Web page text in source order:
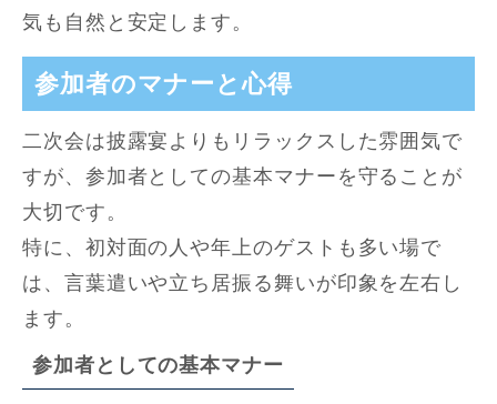
気も自然と安定します。
参加者のマナーと心得
二次会は披露宴よりもリラックスした雰囲気で
すが、参加者としての基本マナーを守ることが
大切です。
特に、初対面の人や年上のゲストも多い場で
は、言葉遣いや立ち居振る舞いが印象を左右し
ます。
参加者としての基本マナー